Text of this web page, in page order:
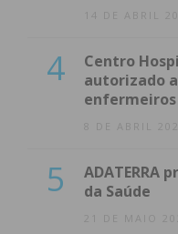
14 DE ABRIL
4
Centro
autorizado
8 DE ABRIL
5
ADATERRA
da Saúde
21 DE MAIO